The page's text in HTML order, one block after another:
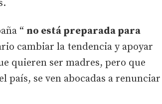
“ no está preparada para
cambiar la tendencia y apoyar
quieren ser madres, pero que
país, se ven abocadas a renunciar